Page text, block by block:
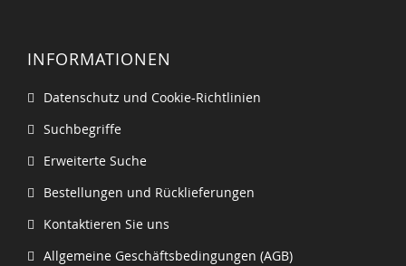
INFORMATIONEN
Datenschutz und Cookie-Richtlinien
Suchbegriffe
Erweiterte Suche
Bestellungen und Rücklieferungen
Kontaktieren Sie uns
Allgemeine Geschäftsbedingungen (AGB)